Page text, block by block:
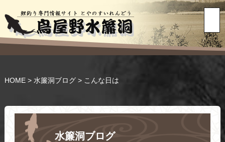
HOME> 水簾洞ブログ> こんな日は
水簾洞ブログ